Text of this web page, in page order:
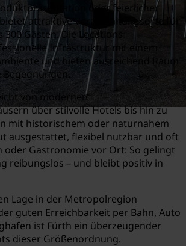
oder feierlicher
attraktive Veranstaltungsorte für
Gästen. Die Locations
Infrastruktur mit einem
und bieten ausreichend Raum
von modernen
über stilvolle Hotels bis hin zu
mit historischem oder naturnahem
ausgestattet, flexibel nutzbar und oft
oder Gastronomie vor Ort: So gelingt
reibungslos – und bleibt positiv in
Lage in der Metropolregion
guten Erreichbarkeit per Bahn, Auto
ist Fürth ein überzeugender
dieser Größenordnung.